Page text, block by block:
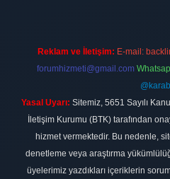
Reklam ve İletişim: E-mail:
forumhizmeti@gmail.com
Yasal Uyarı: Sitemiz, 5651 Sayılı
İletişim Kurumu (BTK) tarafından
hizmet vermektedir. Bu nedenle,
denetleme veya araştırma
üyelerimiz yazdıkları içeriklerin